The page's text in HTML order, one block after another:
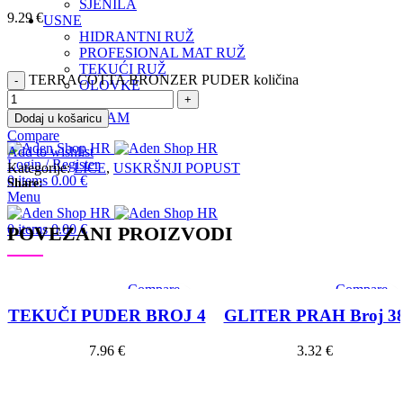
SJENILA
USNE
HIDRANTNI RUŽ
PROFESIONAL MAT RUŽ
TEKUĆI RUŽ
OLOVKE
INSTAGRAM
Login / Register
0items 0.00 €
Menu
0items 0.00€
9.29€
TERRACOTTA BRONZER PUDER količina
Dodaj u košaricu
Compare
Add to wishlist
Kategorije: LICE, USKRŠNJI POPUST
Share:
POVEZANI PROIZVODI
Compare
Add to wishlist
TEKUČI PUDER BROJ 4
7.96 €
Compare
Quick view
Add to
GLITER PRAH Broj
3.32 €